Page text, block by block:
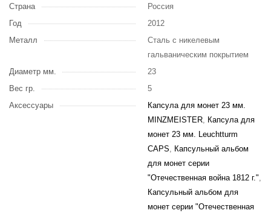
Страна
Россия
Год
2012
Металл
Сталь с никелевым
гальваническим покрытием
Диаметр мм.
23
Вес гр.
5
Аксессуары
Капсула для монет 23 мм.
MINZMEISTER, Капсула для
монет 23 мм. Leuchtturm
CAPS, Капсульный альбом
для монет серии
"Отечественная война 1812 г.",
Капсульный альбом для
монет серии "Отечественная